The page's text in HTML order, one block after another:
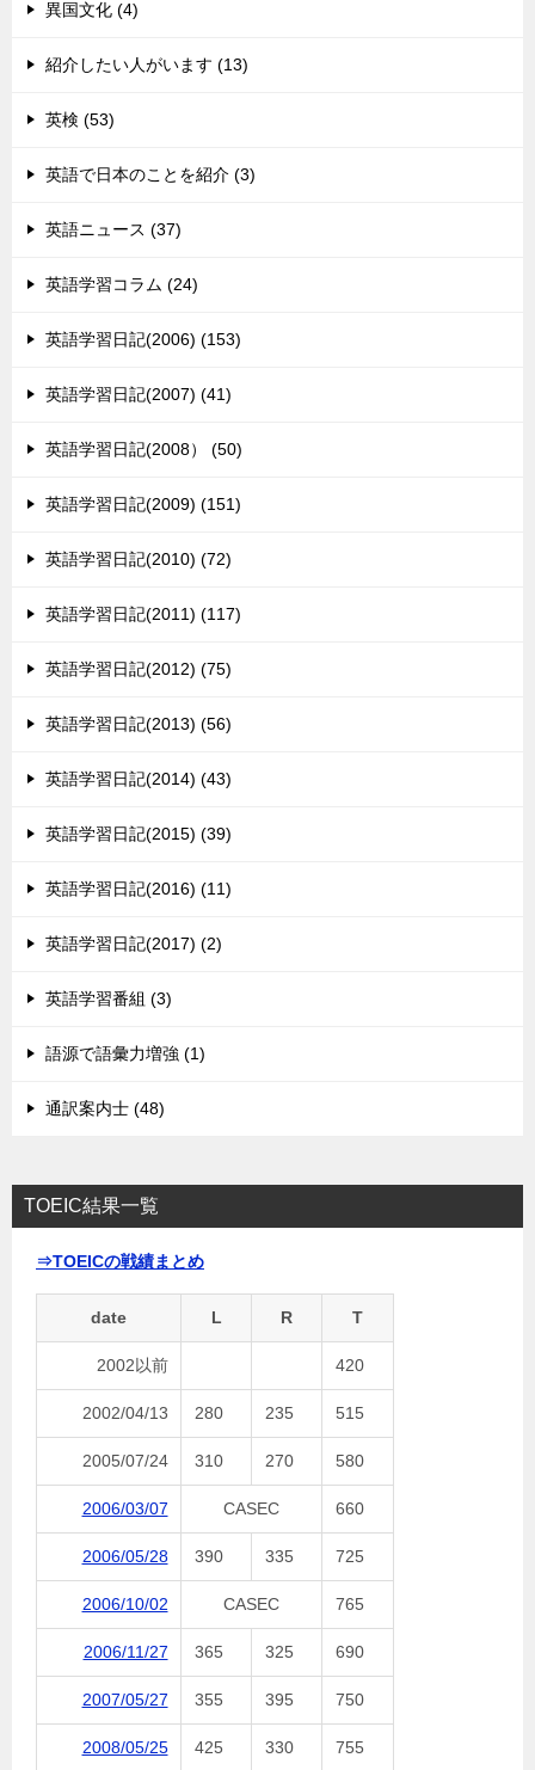
異国文化 (4)
紹介したい人がいます (13)
英検 (53)
英語で日本のことを紹介 (3)
英語ニュース (37)
英語学習コラム (24)
英語学習日記(2006) (153)
英語学習日記(2007) (41)
英語学習日記(2008） (50)
英語学習日記(2009) (151)
英語学習日記(2010) (72)
英語学習日記(2011) (117)
英語学習日記(2012) (75)
英語学習日記(2013) (56)
英語学習日記(2014) (43)
英語学習日記(2015) (39)
英語学習日記(2016) (11)
英語学習日記(2017) (2)
英語学習番組 (3)
語源で語彙力増強 (1)
通訳案内士 (48)
TOEIC結果一覧
⇒TOEICの戦績まとめ
date L R T
2002以前 420
2002/04/13 280 235 515
2005/07/24 310 270 580
2006/03/07 CASEC 660
2006/05/28 390 335 725
2006/10/02 CASEC 765
2006/11/27 365 325 690
2007/05/27 355 395 750
2008/05/25 425 330 755